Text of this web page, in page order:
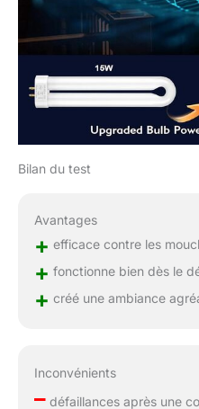
Bilan du test
Avantages
+ efficace contre les
+ fonctionne bien dès le
+ créé une ambiance
Inconvénients
–défaillances après une